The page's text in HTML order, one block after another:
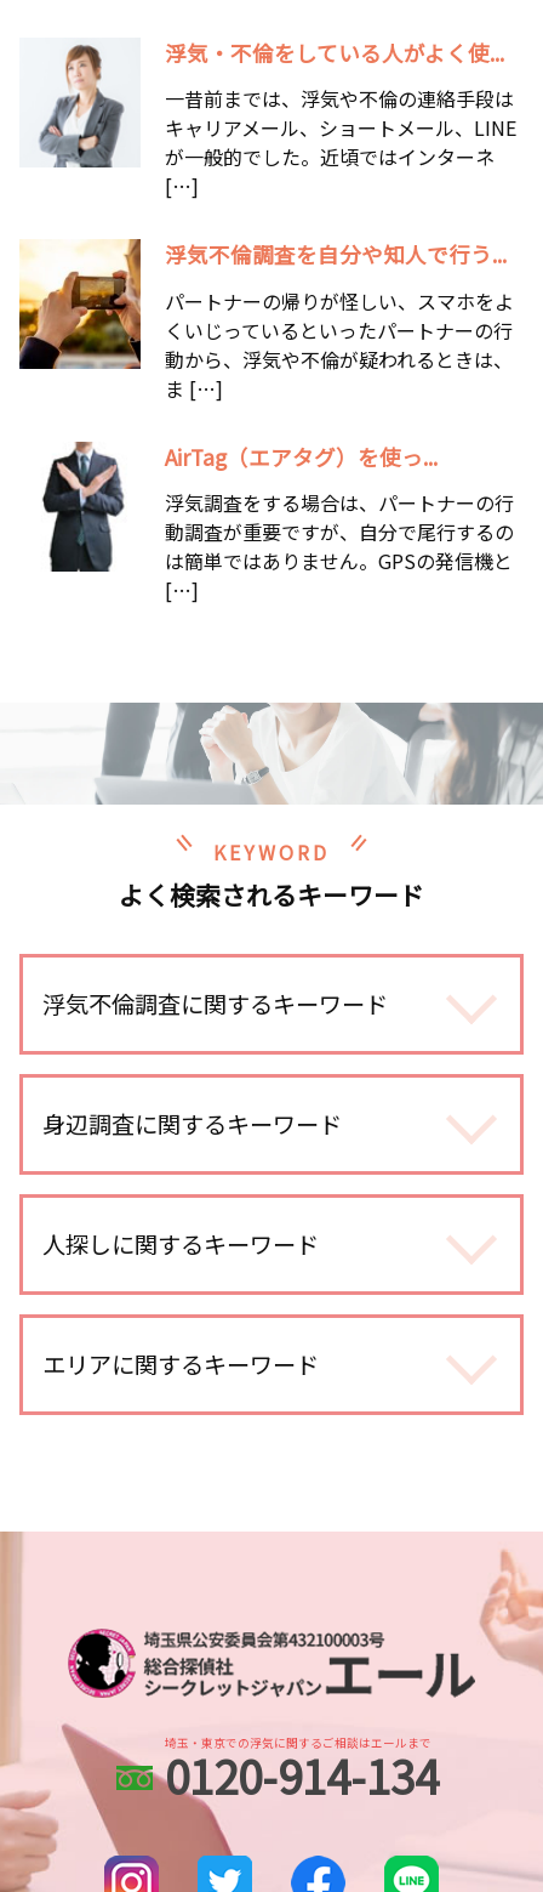
浮気・不倫をしている人がよく使...
一昔前までは、浮気や不倫の連絡手段は
キャリアメール、ショートメール、LINE
が一般的でした。近頃ではインターネ
[…]
浮気不倫調査を自分や知人で行う...
パートナーの帰りが怪しい、スマホをよ
くいじっているといったパートナーの行
動から、浮気や不倫が疑われるときは、
ま […]
AirTag（エアタグ）を使っ...
浮気調査をする場合は、パートナーの行
動調査が重要ですが、自分で尾行するの
は簡単ではありません。GPSの発信機と
[…]
KEYWORD
よく検索されるキーワード
浮気不倫調査に関するキーワード
浮気 証拠 写真
浮気調査 メール 復元
不倫調査 スマホ 位置情報
浮気 慰謝料 時効
夫 朝帰り
浮気調査 いくら かかった
浮気調査 スマホ
不倫調査 不倫して なかった
尾行 犯罪
身辺調査に関するキーワード
身辺調査 どうやって 調べる
身辺調査 期間
身辺調査 金額
dv被害 対策
身辺調査 探偵
身辺調査 内定取り消し
身辺調査 個人
結婚前 身辺調査 割合
dv被害 探偵
人探しに関するキーワード
出会い工作
家出調査
人探し どうしたら
行方不明 人探し
人探し 見つからない
所在調査 探偵
人探し 写真だけ
別れ工作 探偵
調査依頼
人探し 会いたい
人探し 悪用
エリアに関するキーワード
浦和 身辺調査
川越 人探し
川越市 身辺調査
さいたま新都心 人探し
川越市 スマホ調査
さいたま市 探偵
さいたま新都心 身辺調査
本川越的場 人探し
北与野 身辺調査
埼玉・東京での浮気に関するご相談はエールまで
0120-914-134